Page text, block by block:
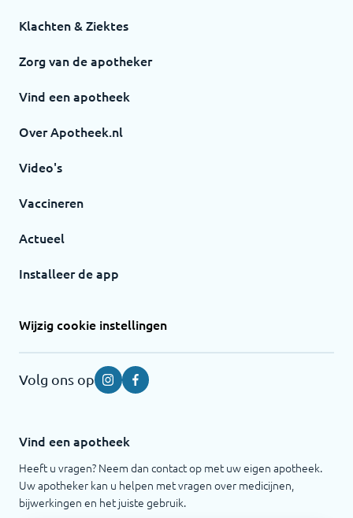
Klachten & Ziektes
Zorg van de apotheker
Vind een apotheek
Over Apotheek.nl
Video's
Vaccineren
Actueel
Installeer de app
Wijzig cookie instellingen
Volg ons op InstagramFacebook
Vind een apotheek
Heeft u vragen? Neem dan contact op met uw eigen apotheek.
Uw apotheker kan u helpen met vragen over medicijnen,
bijwerkingen en het juiste gebruik.